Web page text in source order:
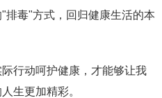
排毒"方式，回归健康生活的本
行动呵护健康，才能够让我
生更加精彩。